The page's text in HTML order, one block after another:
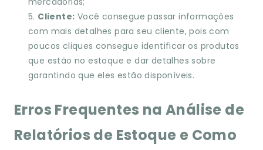
Cliente: Você consegue passar informações
com mais detalhes para seu cliente, pois com
poucos cliques consegue identificar os produtos
que estão no estoque e dar detalhes sobre
garantindo que eles estão disponíveis.
Erros Frequentes na Análise de
Relatórios de Estoque e Como